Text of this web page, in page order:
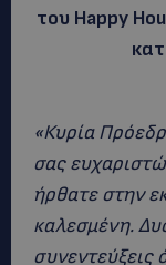
του Happy
«Κυρία
σας
ήρθατε στην
καλεσμένη.